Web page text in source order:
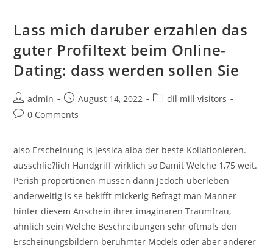
Lass mich daruber erzahlen das
guter Profiltext beim Online-
Dating: dass werden sollen Sie
Post
author:
admin
Post
published:
August 14, 2022
Postdil mill visitors
Post0 Comments
also Erscheinung is jessica alba der beste Kollationieren.
ausschlie?lich Handgriff wirklich so Damit Welche 1,75 weit.
Perish proportionen mussen dann Jedoch uberleben
anderweitig is se bekifft mickerig Befragt man Manner
hinter diesem Anschein ihrer imaginaren Traumfrau,
ahnlich sein Welche Beschreibungen sehr oftmals den
Erscheinungsbildern beruhmter Models oder aber anderer